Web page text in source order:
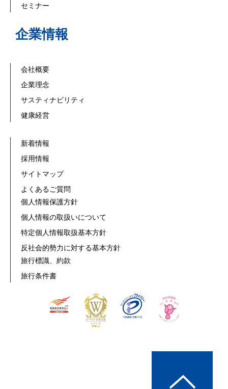
セミナー
企業情報
会社概要
企業理念
サスティナビリティ
健康経営
新着情報
採用情報
サイトマップ
よくあるご質問
個人情報保護方針
個人情報の取扱いについて
特定個人情報取扱基本方針
反社会的勢力に対する基本方針
旅行標識、約款
旅行条件書